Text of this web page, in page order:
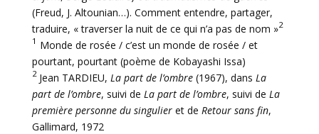
(Freud, J. Altounian…). Comment entendre, partager,
traduire, « traverser la nuit de ce qui n’a pas de nom »2
1 Monde de rosée / c’est un monde de rosée / et
pourtant, pourtant (poème de Kobayashi Issa)
2 Jean TARDIEU, La part de l’ombre(1967), dans La
part de l’ombre, suivi de La part de l’ombre, suivi de La
première personne du singulieret de Retour sans fin,
Gallimard, 1972